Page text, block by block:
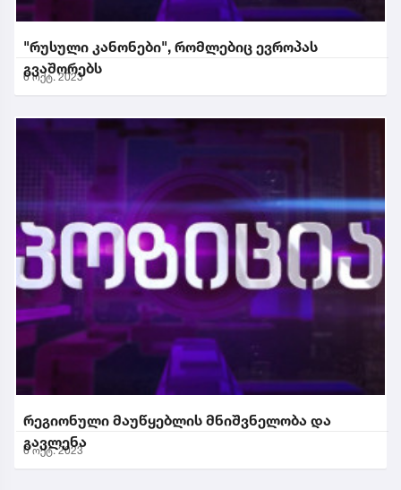
"რუსული კანონები", რომლებიც ევროპას
გვაშორებს
6 ოქტ. 2023
რეგიონული მაუწყებლის მნიშვნელობა და
გავლენა
6 ოქტ. 2023